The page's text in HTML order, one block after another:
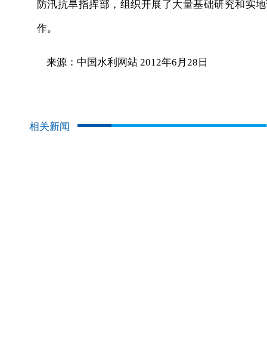
防汛抗旱指挥部，组织开展了大量基础研究和实
作。
来源：中国水利网站 2012年6月28日
相关新闻